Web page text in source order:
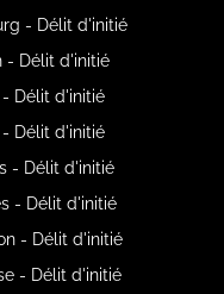
- Délit d'initié
- Délit d'initié
Délit d'initié
- Délit d'initié
- Délit d'initié
- Délit d'initié
- Délit d'initié
- Délit d'initié